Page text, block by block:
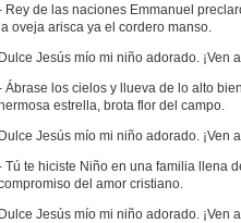
Rey de las naciones Emmanuel
oveja arisca ya el cordero manso.
Dulce Jesús mío mi niño adorado. ¡Ven
Ábrase los cielos y llueva de lo alto
estrella, brota flor del campo.
Dulce Jesús mío mi niño adorado. ¡Ven
Tú te hiciste Niño en una familia llena
del amor cristiano.
Dulce Jesús mío mi niño adorado. ¡Ven